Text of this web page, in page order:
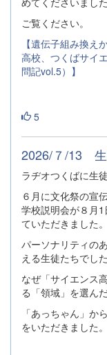
ご覧ください。
【遺伝子組み換
高校、つくばサイ
問記vol.5）】
5
2026/７/13 生
ラヂオつくばに生
６月に文化祭の宣
学校説明会が８月
ていただきました。
パーソナリティの
える生徒たちでした
なぜ「サイエンス
る「領域」を選ん
「あっちゃん」か
をいただきました。